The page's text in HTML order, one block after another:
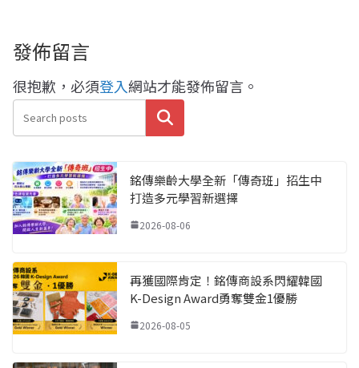
發佈留言
很抱歉，必須登入網站才能發佈留言。
搜尋
銘傳樂齡大學全新「傳奇班」招生中
打造多元學習新選擇
2026-08-06
再獲國際肯定！銘傳商設系閃耀韓國
K-Design Award勇奪雙金1優勝
2026-08-05